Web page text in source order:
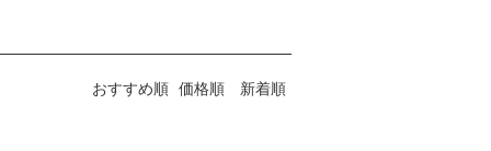
おすすめ順 価格順 新着順